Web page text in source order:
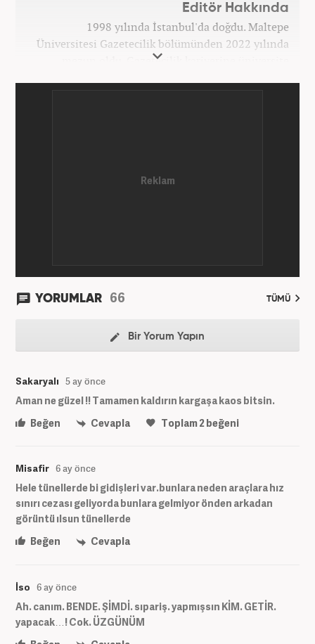
Editör Hakkında
1998 yılında İstanbul'da doğdu. Maltepe
Üniversitesi Gazetecilik bölümünden 2022 yılında
mezun oldu. Gazetecilik kariyerine üniversite
YORUMLAR 66 TÜMÜ
Bir Yorum Yapın
Sakaryalı 5 ay önce
Aman ne güzel !! Tamamen kaldırın kargaşa kaos bitsin.
Beğen
Cevapla Toplam2beğeni
Misafir 6 ay önce
Hele tünellerde bi gidişleri var.bunlara neden araçlara hız
sınırı cezası geliyorda bunlara gelmiyor önden arkadan
görüntü ılsun tünellerde
Beğen
Cevapla
İso 6 ay önce
Ah. canım. BENDE. ŞİMDİ. sıpariş. yapmışsın KİM. GETİR.
yapacak…! Cok. ÜZGÜNÜM